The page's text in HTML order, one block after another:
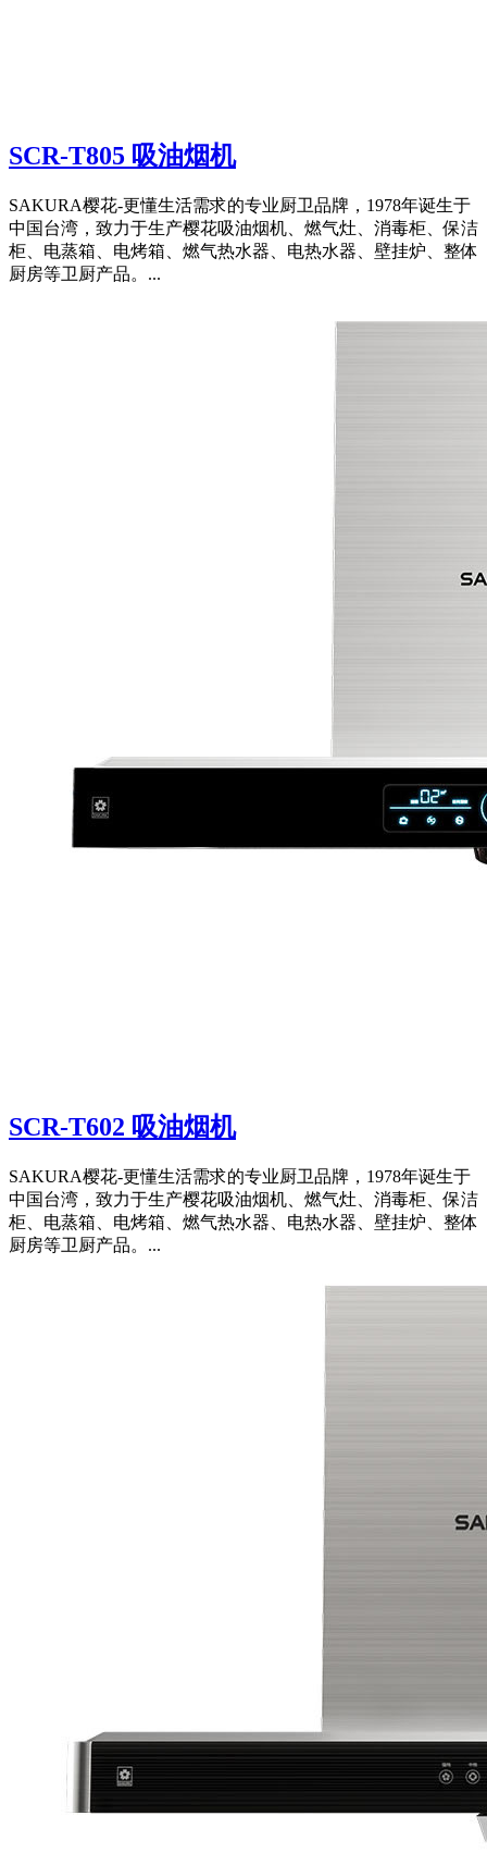
SCR-T805 吸油烟机
SAKURA樱花-更懂生活需求的专业厨卫品牌，1978年诞生于
中国台湾，致力于生产樱花吸油烟机、燃气灶、消毒柜、保洁
柜、电蒸箱、电烤箱、燃气热水器、电热水器、壁挂炉、整体
厨房等卫厨产品。...
SCR-T602 吸油烟机
SAKURA樱花-更懂生活需求的专业厨卫品牌，1978年诞生于
中国台湾，致力于生产樱花吸油烟机、燃气灶、消毒柜、保洁
柜、电蒸箱、电烤箱、燃气热水器、电热水器、壁挂炉、整体
厨房等卫厨产品。...